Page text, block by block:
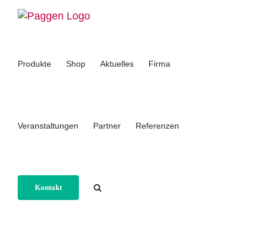
Zum
Inhalt
Produkte Shop Aktuelles Firma
Veranstaltungen Partner Referenzen
Kontakt